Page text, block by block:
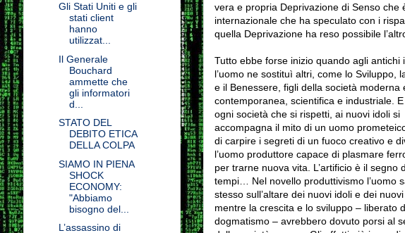
vera e propria Deprivazione di Senso
internazionale che ha speculato con i
quella Deprivazione ha reso possibile
Tutto ebbe forse inizio quando agli antichi
l’uomo ne sostituì altri, come lo Sviluppo,
e il Benessere, figli della società moderna
contemporanea, scientifica e industriale.
ogni società che si rispetti, ai nuovi idoli si
accompagna il mito di un uomo
di carpire i segreti di un fuoco creativo e
l’uomo produttore capace di plasmare
per trarne nuova vita. L’artificio è il segno
tempi… Nel novello produttivismo l’uomo
stesso sull’altare dei nuovi idoli e dei nuovi
mentre la crescita e lo sviluppo – liberato
dogmatismo – avrebbero dovuto porsi al
Gli Stati Uniti e gli
stati client
hanno
utilizzat...
Il Generale
Bouchard
ammette che
gli informatori
d...
STATO DEL
DEBITO ETICA
DELLA COLPA
SIAMO IN PIENA
SHOCK
ECONOMY:
"Abbiamo
bisogno del...
L’assassino di